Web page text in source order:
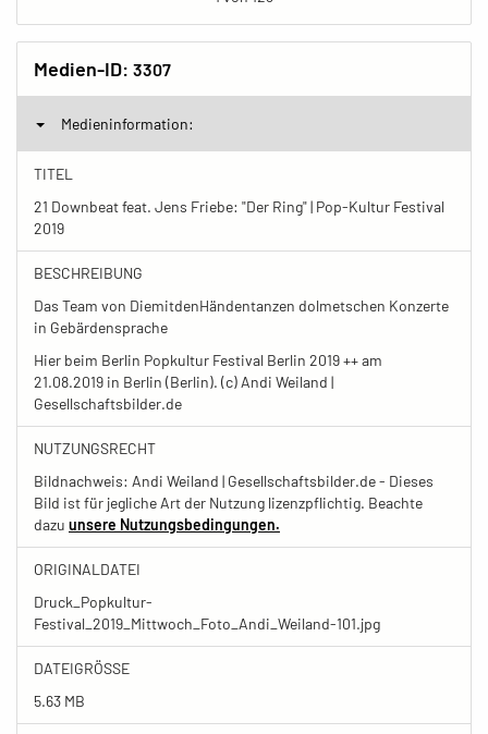
Medien-ID: 3307
Medieninformation:
TITEL
21 Downbeat feat. Jens Friebe: "Der Ring" | Pop-Kultur Festival
2019
BESCHREIBUNG
Das Team von DiemitdenHändentanzen dolmetschen Konzerte
in Gebärdensprache
Hier beim Berlin Popkultur Festival Berlin 2019 ++ am
21.08.2019 in Berlin (Berlin). (c) Andi Weiland |
Gesellschaftsbilder.de
NUTZUNGSRECHT
Bildnachweis: Andi Weiland | Gesellschaftsbilder.de - Dieses
Bild ist für jegliche Art der Nutzung lizenzpflichtig. Beachte
dazu unsere Nutzungsbedingungen.
ORIGINALDATEI
Druck_Popkultur-
Festival_2019_Mittwoch_Foto_Andi_Weiland-101.jpg
DATEIGRÖSSE
5.63 MB